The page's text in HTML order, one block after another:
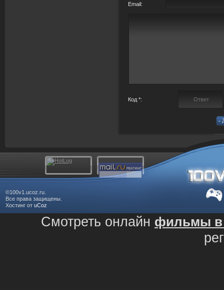
Email:
Код *:
©100v1.ucoz.ru.
Все права защищены.
Хостинг от uCoz
Смотреть онлайн фильмы в